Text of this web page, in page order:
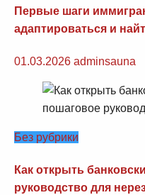
Первые шаги
адаптироваться и
01.03.2026 adminsauna
Без рубрики
Как открыть
руководство для